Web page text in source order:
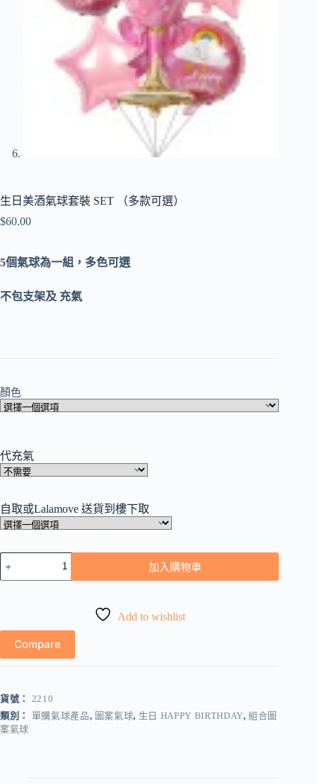
生日美酒氣球套裝 SET （多款可選）
$60.00
5個氣球為一組，多色可選
不包支架及 充氣
顏色
代充氣
自取或Lalamove 送貨到樓下取
球
裝
（多
款
可
選）
加入購物車
Add to wishlist
Compare
貨號： 2210
類別： 單購氣球產品, 圖案氣球, 生日 HAPPY BIRTHDAY,組合圖
案氣球